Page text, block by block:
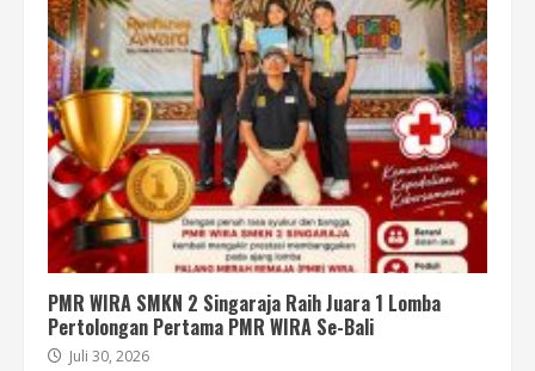
PMR WIRA SMKN 2 Singaraja Raih Juara 1 Lomba
Pertolongan Pertama PMR WIRA Se-Bali
Juli 30, 2026